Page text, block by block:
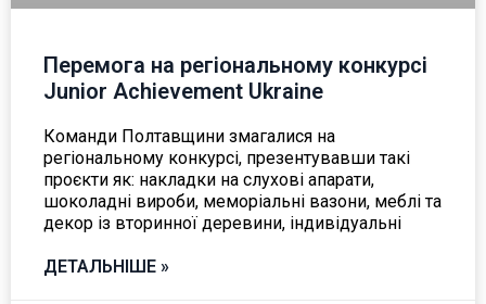
Перемога на регіональному конкурсі
Junior Achievement Ukraine
Команди Полтавщини змагалися на
регіональному конкурсі, презентувавши такі
проєкти як: накладки на слухові апарати,
шоколадні вироби, меморіальні вазони, меблі та
декор із вторинної деревини, індивідуальні
ДЕТАЛЬНІШЕ »